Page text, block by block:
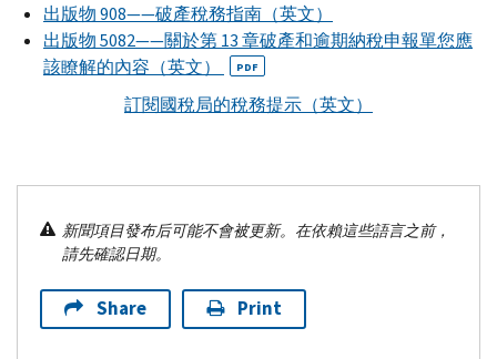
出版物 908——破產稅務指南（英文）
出版物 5082——關於第 13 章破產和逾期納稅申報單您應
該瞭解的內容（英文）
PDF
訂閱國稅局的稅務提示（英文）
新聞項目發布后可能不會被更新。在依賴這些語言之前，
請先確認日期。
Share Print